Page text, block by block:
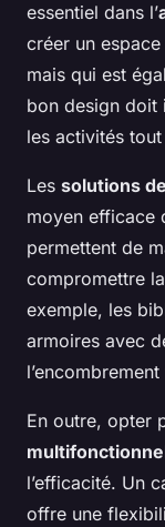
essentiel dans l’
créer un
mais qui est
bon design doit
les activités
Les solutions
moyen efficace
permettent de
compromettre
exemple, les
armoires avec
En outre, opter
l’efficacité. Un
offre une